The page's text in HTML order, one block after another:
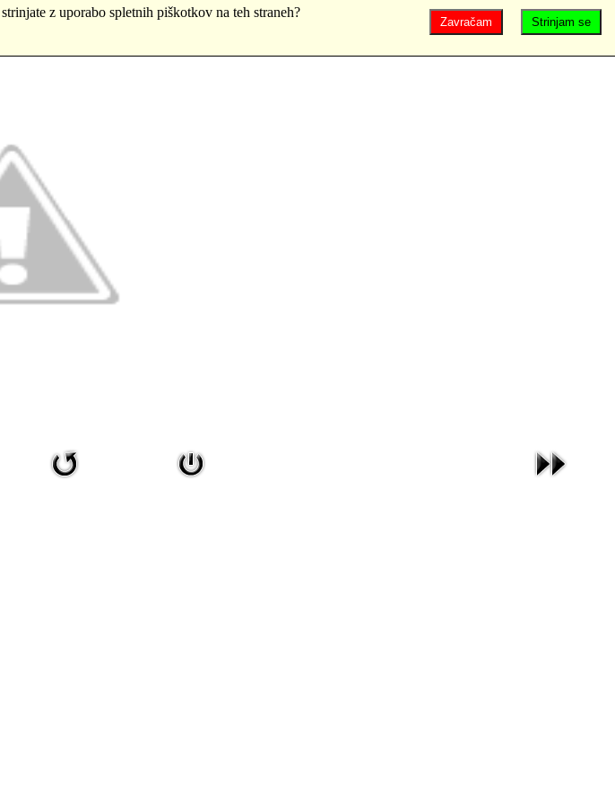
Strinjam se
Zavračam
z uporabo spletnih piškotkov na teh straneh?